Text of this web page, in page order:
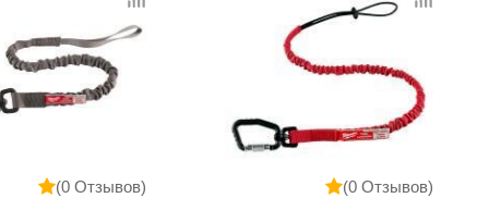
(0 Отзывов) (0 Отзывов)